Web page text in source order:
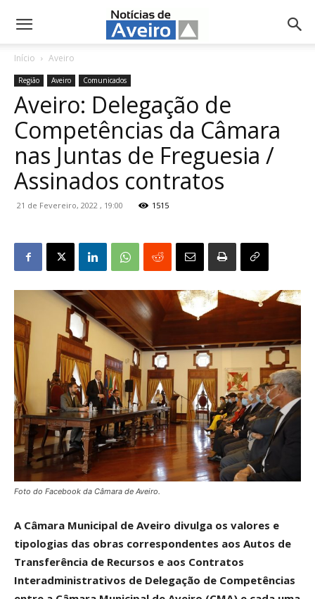
NotíciasdeAveiro.pt
Início Aveiro
Região Aveiro Comunicados
Aveiro: Delegação de
Competências da Câmara
nas Juntas de Freguesia /
Assinados contratos
21 de Fevereiro, 2022 , 19:00 1515
Foto do Facebook da Câmara de Aveiro.
A Câmara Municipal de Aveiro divulga os valores e
tipologias das obras correspondentes aos Autos de
Transferência de Recursos e aos Contratos
Interadministrativos de Delegação de Competências